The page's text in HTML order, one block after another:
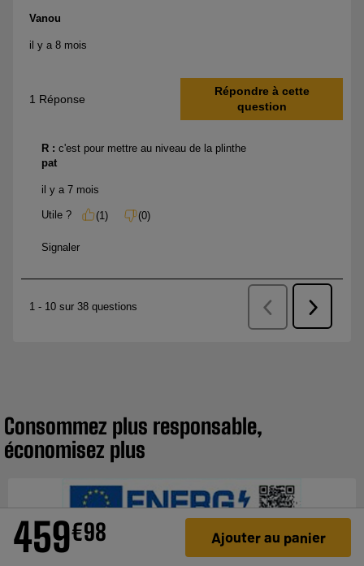
459€98 Ajouter au panier
Consommez plus responsable,
économisez plus